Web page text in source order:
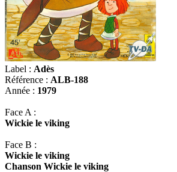
Label : Adès
Référence : ALB-188
Année : 1979
Face A :
Wickie le viking
Face B :
Wickie le viking
Chanson Wickie le viking